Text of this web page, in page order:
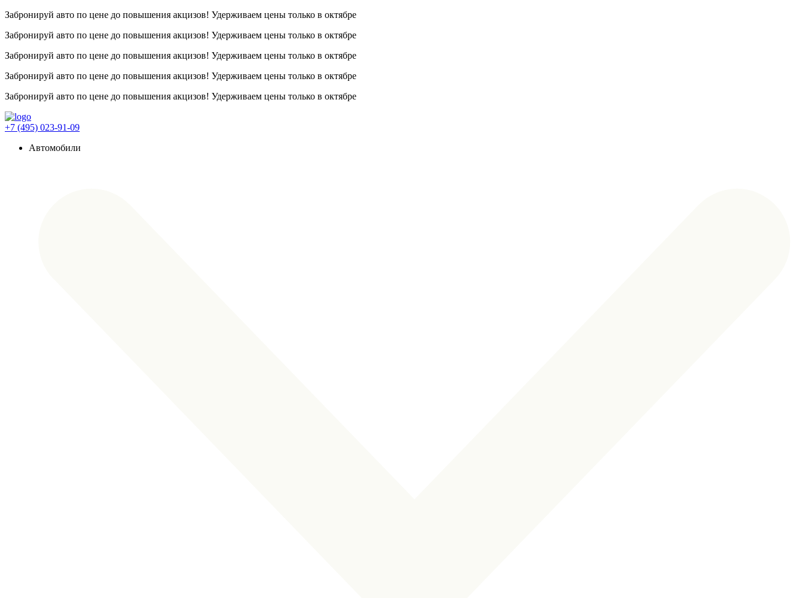
Забронируй авто по цене до повышения акцизов! Удерживаем цены только в октябре
Забронируй авто по цене до повышения акцизов! Удерживаем цены только в октябре
Забронируй авто по цене до повышения акцизов! Удерживаем цены только в октябре
Забронируй авто по цене до повышения акцизов! Удерживаем цены только в октябре
Забронируй авто по цене до повышения акцизов! Удерживаем цены только в октябре
+7 (495) 023-91-09
Автомобили